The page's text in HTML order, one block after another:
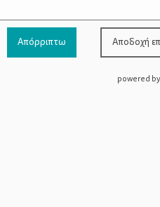
800-1199-800
χωρίς
Απόρριπτω Αποδοχή
powered by